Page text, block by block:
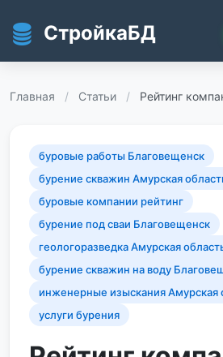
СтройкаБД
Главная / Статьи / Рейтинг
буровые работы Благовещенск
бурение скважин Амурская
буровые компании рейтинг
бурение под сваи Благовещенск
геологоразведка Амурская
бурение скважин на воду
инженерные изыскания Амурская
услуги бурения